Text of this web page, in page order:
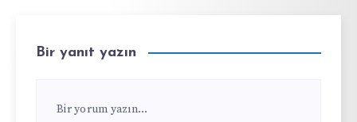
Bir yanıt yazın